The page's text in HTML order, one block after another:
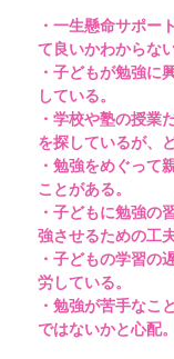
・一生懸命サポー
て良いかわからない
・子どもが勉強に
している。
・学校や塾の授業
を探しているが、
・勉強をめぐって
ことがある。
・子どもに勉強の
強させるための工
・子どもの学習の
労している。
・勉強が苦手なこ
ではないかと心配。